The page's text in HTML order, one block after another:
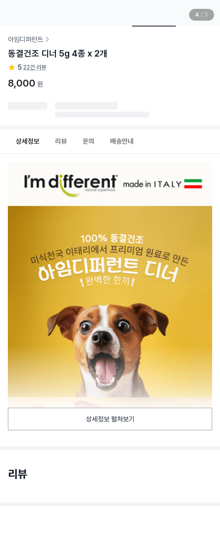
4 / 5
아임디퍼런트
동결건조 디너 5g 4종 x 2개
5 22건 리뷰
8,000 원
상세정보 리뷰 문의 배송안내
상세정보 펼쳐보기
리뷰